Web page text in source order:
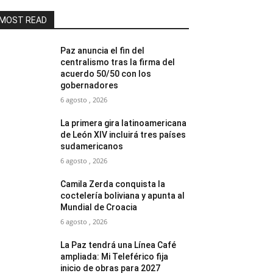
READ
Paz anuncia el fin del
centralismo tras la firma del
acuerdo 50/50 con los
gobernadores
6 agosto , 2026
La primera gira latinoamericana
de León XIV incluirá tres países
sudamericanos
6 agosto , 2026
Camila Zerda conquista la
coctelería boliviana y apunta al
Mundial de Croacia
6 agosto , 2026
La Paz tendrá una Línea Café
ampliada: Mi Teleférico fija
inicio de obras para 2027